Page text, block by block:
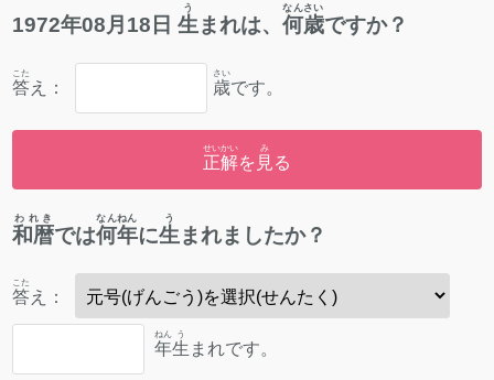
1972年08月 18 日 生
う
まれは、何歳
なんさい
ですか？
答
こた
え： 歳
さい
です。
正解
せいかい
を 見
み
る
和暦
われき
では何年
なんねん
に生
う
まれましたか？
答
こた
え：
年
ねん
生
う
まれです。